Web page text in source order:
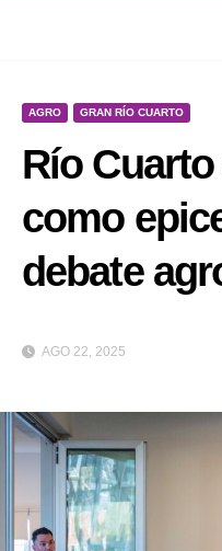
AGRO GRAN RÍO CUARTO
Río
como
debate
AGO 22, 2025